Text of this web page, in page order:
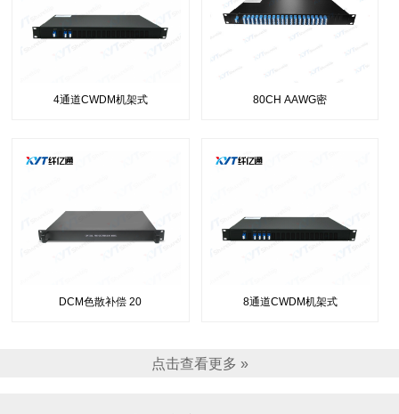
4通道CWDM机架式 80CH AAWG密
DCM色散补偿 20 8通道CWDM机架式
点击查看更多 »